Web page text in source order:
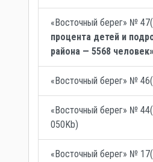
«Восточный берег» №
процента детей и
района — 5568 человек»
«Восточный берег» №
«Восточный берег» №
050Kb)
«Восточный берег» №